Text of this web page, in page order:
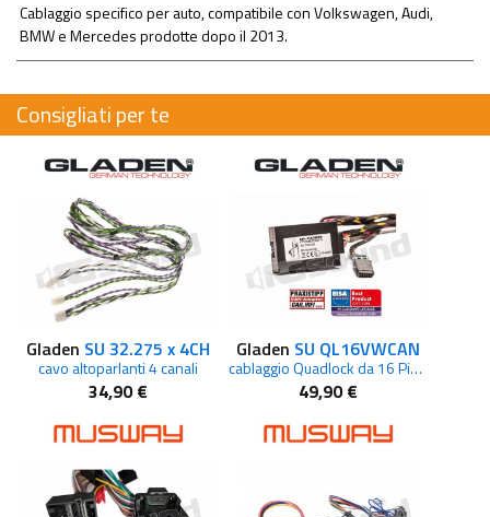
Cablaggio specifico per auto, compatibile con Volkswagen, Audi,
BMW e Mercedes prodotte dopo il 2013.
Consigliati per te
Gladen SU 32.275 x 4CH
cavo altoparlanti 4 canali
34,90 €
Gladen SU QL16VWCAN
cablaggio Quadlock da 16 Pin con connettore RC CAN VW
49,90 €